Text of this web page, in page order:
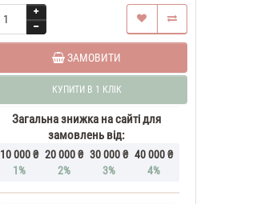
ЗАМОВИТИ
КУПИТИ В 1 КЛІК
Загальна знижка на сайті для
замовлень від:
10 000 ₴
1%
20 000 ₴
2%
30 000 ₴
3%
40 000 ₴
4%